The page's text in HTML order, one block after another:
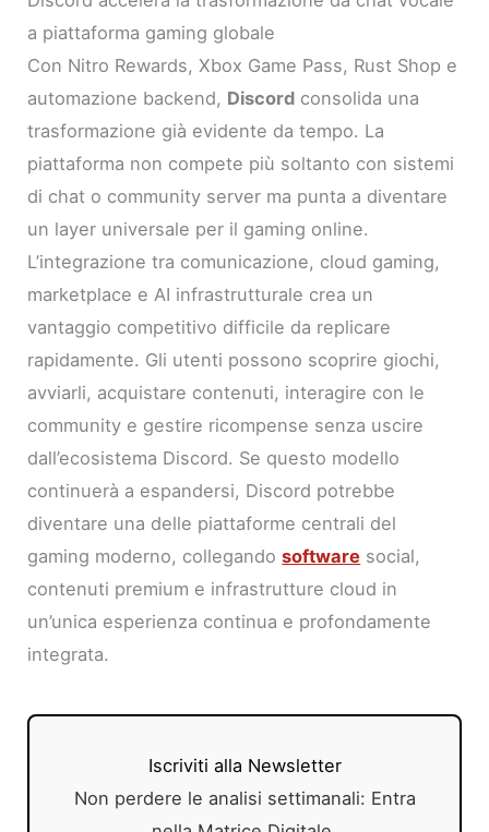
a piattaforma gaming globale
Con Nitro Rewards, Xbox Game Pass, Rust Shop e
automazione backend, Discord consolida una
trasformazione già evidente da tempo. La
piattaforma non compete più soltanto con sistemi
di chat o community server ma punta a diventare
un layer universale per il gaming online.
L’integrazione tra comunicazione, cloud gaming,
marketplace e AI infrastrutturale crea un
vantaggio competitivo difficile da replicare
rapidamente. Gli utenti possono scoprire giochi,
avviarli, acquistare contenuti, interagire con le
community e gestire ricompense senza uscire
dall’ecosistema Discord. Se questo modello
continuerà a espandersi, Discord potrebbe
diventare una delle piattaforme centrali del
gaming moderno, collegandosoftware social,
contenuti premium e infrastrutture cloud in
un’unica esperienza continua e profondamente
integrata.
Iscriviti alla Newsletter
Non perdere le analisi settimanali: Entra